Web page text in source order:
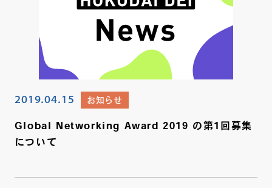
2019.04.15 お知らせ
Global Networking Award 2019 の第1回募集
について